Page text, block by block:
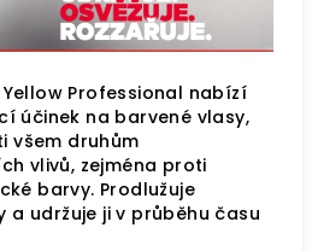
Professional nabízí
účinek na barvené vlasy,
všem druhům
vlivů, zejména proti
barvy. Prodlužuje
a udržuje ji v průběhu času